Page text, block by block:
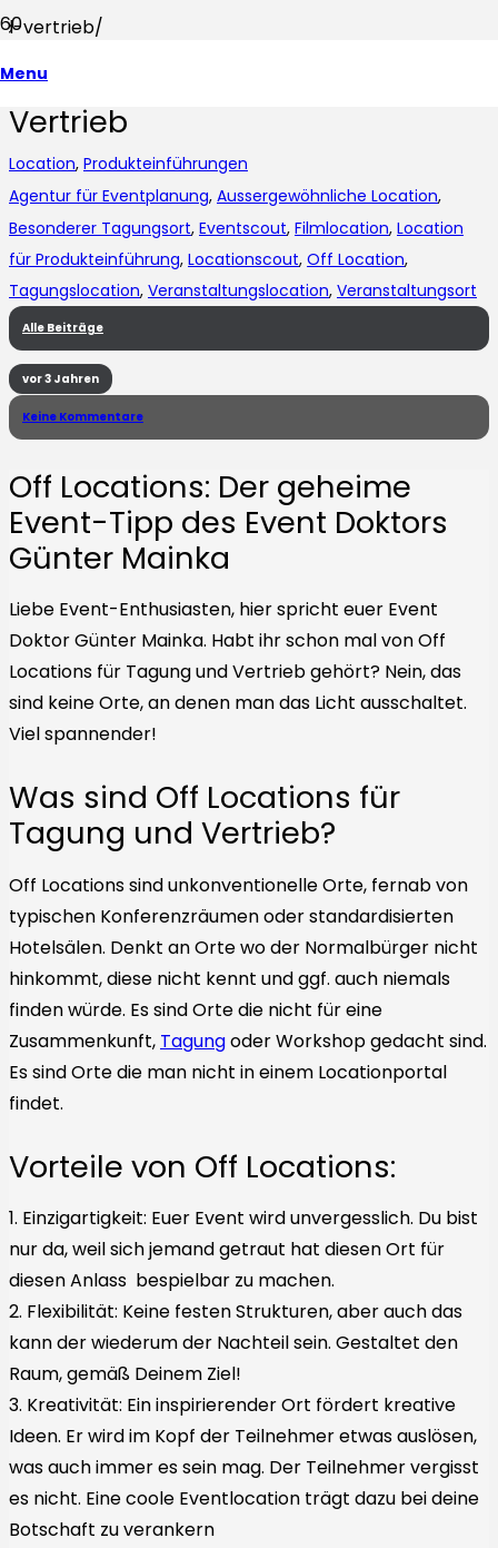
Menu
Off Locations für Tagung und
Vertrieb
Location, Produkteinführungen
Agentur für Eventplanung, Aussergewöhnliche Location,
Besonderer Tagungsort, Eventscout, Filmlocation, Location
für Produkteinführung, Locationscout, Off Location,
Tagungslocation, Veranstaltungslocation, Veranstaltungsort
Alle Beiträge
vor 3 Jahren
Keine Kommentare
Off Locations: Der geheime
Event-Tipp des Event Doktors
Günter Mainka
Liebe Event-Enthusiasten, hier spricht euer Event
Doktor Günter Mainka. Habt ihr schon mal von Off
Locations für Tagung und Vertrieb gehört? Nein, das
sind keine Orte, an denen man das Licht ausschaltet.
Viel spannender!
Was sind Off Locations für
Tagung und Vertrieb?
Off Locations sind unkonventionelle Orte, fernab von
typischen Konferenzräumen oder standardisierten
Hotelsälen. Denkt an Orte wo der Normalbürger nicht
hinkommt, diese nicht kennt und ggf. auch niemals
finden würde. Es sind Orte die nicht für eine
Zusammenkunft, Tagungoder Workshop gedacht sind.
Es sind Orte die man nicht in einem Locationportal
findet.
Vorteile von Off Locations:
1. Einzigartigkeit: Euer Event wird unvergesslich. Du bist
nur da, weil sich jemand getraut hat diesen Ort für
diesen Anlass bespielbar zu machen.
2. Flexibilität: Keine festen Strukturen, aber auch das
kann der wiederum der Nachteil sein. Gestaltet den
Raum, gemäß Deinem Ziel!
3. Kreativität: Ein inspirierender Ort fördert kreative
Ideen. Er wird im Kopf der Teilnehmer etwas auslösen,
was auch immer es sein mag. Der Teilnehmer vergisst
es nicht. Eine coole Eventlocation trägt dazu bei deine
Botschaft zu verankern